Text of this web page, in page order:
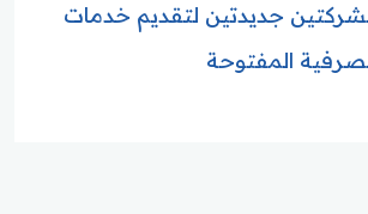
جديدتين لتقديم خدمات
المفتوحة